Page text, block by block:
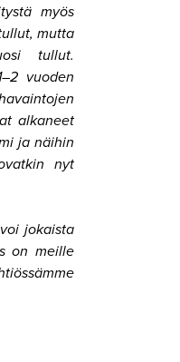
myös
mutta
tullut.
vuoden
alkaneet
ja näihin
nyt
jokaista
on meille